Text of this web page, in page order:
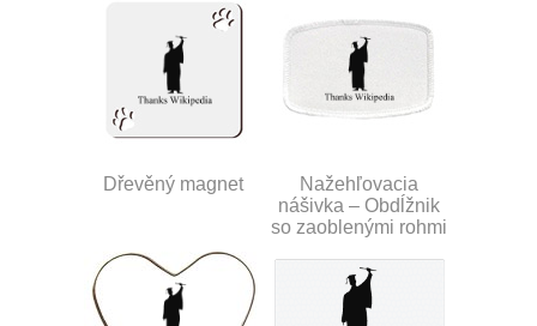
Dřevěný magnet
Nažehľovacia
nášivka – Obdĺžnik
so zaoblenými rohmi